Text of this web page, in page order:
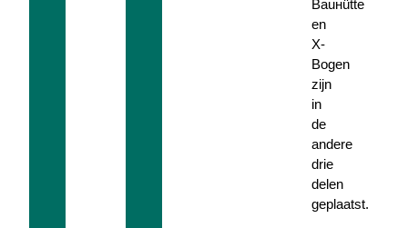
Ваuнütte
en
X-
Bogen
zijn
in
de
andere
drie
delen
geplaatst.